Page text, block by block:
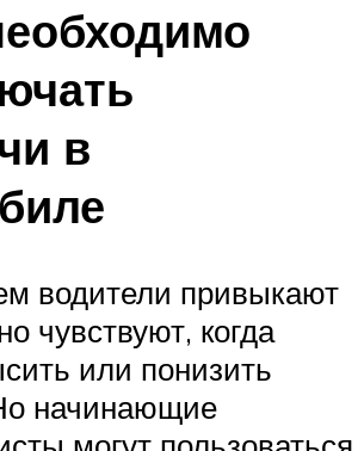
в
водители привыкают
чувствуют, когда
или понизить
начинающие